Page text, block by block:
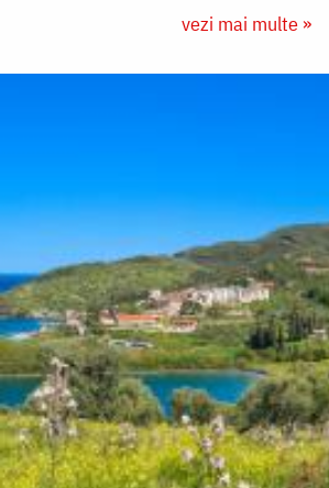
vezi mai multe »